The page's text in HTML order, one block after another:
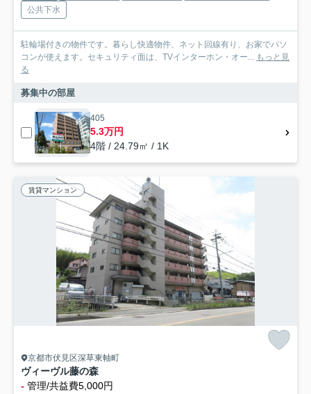
公共下水
駐輪場付きの物件です。暮らし快適物件、ネット回線有り、お家でパソ
コンが使えます。セキュリティ面は、TVインターホン・オー... もっと見
る
募集中の部屋
405
5.3万円
4階 / 24.79㎡ / 1K
賃貸マンション
京都市伏見区深草東軸町
ヴィーヴル藤の森
- 管理/共益費5,000円